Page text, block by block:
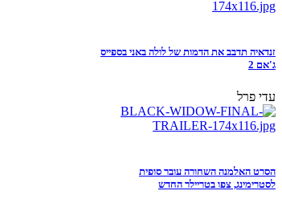
זנדאיה תדבב את הדמות של לולה באני בספייס
ג'אם 2
עדי פרל
הסרט האלמנה השחורה עובר סופית
לסטרימינג, צפו בטריילר החדש